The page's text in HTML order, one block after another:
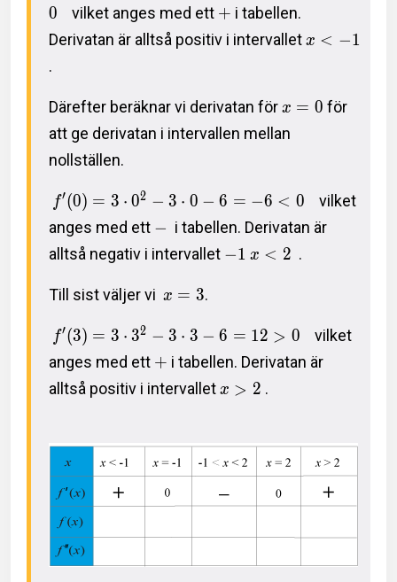
0 vilket anges med ett + i tabellen.
Derivatan är alltså positiv i intervallet x < −1
.
Därefter beräknar vi derivatan för x = 0 för
att ge derivatan i intervallen mellan
nollställen.
f′(0) = 3 ⋅ 02 − 3 ⋅ 0 − 6 = −6 < 0 vilket
anges med ett − i tabellen. Derivatan är
alltså negativ i intervallet −1 x < 2 .
Till sist väljer vi x = 3.
f′(3) = 3 ⋅ 32 − 3 ⋅ 3 − 6 = 12 > 0 vilket
anges med ett + i tabellen. Derivatan är
alltså positiv i intervallet x > 2 .